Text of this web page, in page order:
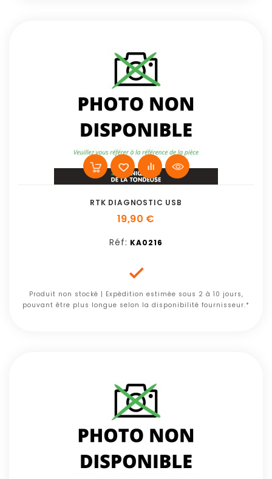
RTK DIAGNOSTIC USB
19,90 €
Réf: KA0216

Produit non stocké | Expédition estimée sous 2 à 10 jours,
pouvant être plus longue selon la disponibilité fournisseur.*